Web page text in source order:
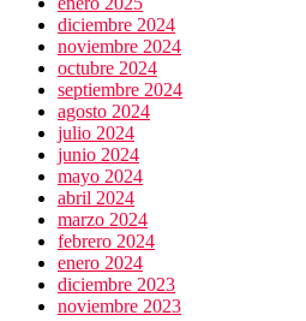
diciembre 2024
noviembre 2024
octubre 2024
septiembre 2024
agosto 2024
julio 2024
junio 2024
mayo 2024
abril 2024
marzo 2024
febrero 2024
enero 2024
diciembre 2023
noviembre 2023